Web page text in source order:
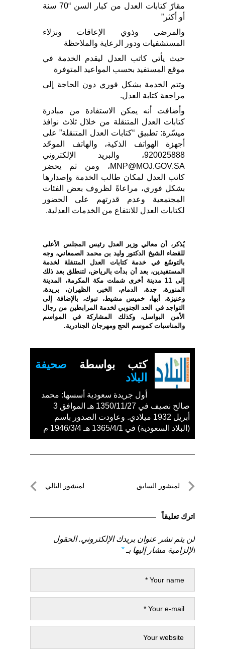
مقارّ كتابات العدل من كبار السن “70 سنة
أو أكثر”
والمرضى وذوي الإعاقات ونزلاء
المستشفيات ودور الرعاية والملاحظة
حيث يأتي كاتب العدل ليقدم الخدمة في
موقع المستفيد بحسب المواعيد المتوفرة
وتتم الخدمة بشكل فوري دون الحاجة إلى
مراجعة كتابة العدل.
وأضافت أنه يمكن الاستفادة من مبادرة
كتابات العدل المتنقلة من خلال ثلاث نوافذ
ميسّرة: تطبيق “كتابات العدل المتنقلة” على
أجهزة الهواتف الذكية، والهاتف الموحّد
920025888، والبريد الإلكتروني
MNP@MOJ.GOV.SA، ومن ثم يحضر
كاتب العدل لمكان طالب الخدمة وإصدارها
بشكل فوري، مراعاةً لظروف بعض الفئات
المجتمعية وعدم قدرتهم على الحضور
لكتابات العدل للانتفاع من الخدمات العدلية.
يُذكر، أن معالي وزير العدل رئيس المجلس الأعلى
للقضاء الشيخ الدكتور وليد بن محمد الصمعاني، وجه
بالتوسّع في خدمة كتابات العدل المتنقلة لخدمة
المستفيدين، بعد أن بدأت بالرياض، لتنطلق بعد ذلك
إلى 11 مدينة أخرى شملت مكة المكرمة، المدينة
المنورة، جدة، الدمام، الخبر، الظهران، بريدة،
وعنيزة، أبها، خميس مشيط، تبوك، بالإضافة إلى
التواجد في الحد الجنوبي لخدمة المرابطين من رجال
الأمن البواسل، وكذلك المشاركة في المواسم
والمناسبات كموسم الحج ومهرجان الجنادرية.
كتب بواسطة صحيفة
البلاد
أول جريدة سعودية أسسها: محمد
صالح نصيف في 1350/11/27 هـ الموافق 3
أبريل 1932 ميلادي. وعاودت الصدور باسم
(البلاد السعودية) في 1365/4/1 هـ 1946/3/4 م
تصفّحلمنشور السابق
السابق
لمنشور التالي
اترك تعليقاً
لن يتم نشر عنوان بريدك الإلكتروني. الحقول
الإلزامية مشار إليها بـ*